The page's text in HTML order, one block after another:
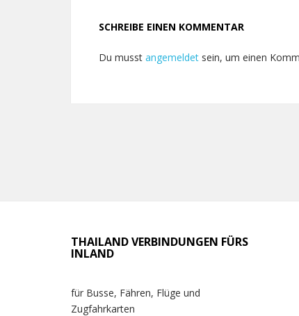
SCHREIBE EINEN KOMMENTAR
Du musst angemeldet sein, um einen
THAILAND VERBINDUNGEN FÜRS
INLAND
für Busse, Fähren, Flüge und
Zugfahrkarten